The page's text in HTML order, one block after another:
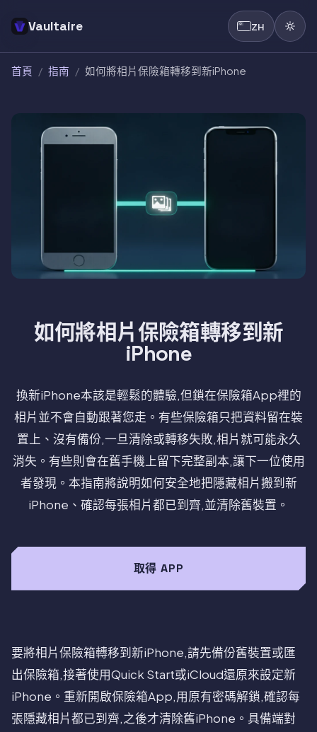
Vaultaire ZH
首頁 / 指南 / 如何將相片保險箱轉移到新iPhone
如何將相片保險箱轉移到新
iPhone
換新iPhone本該是輕鬆的體驗,但鎖在保險箱App裡的
相片並不會自動跟著您走。有些保險箱只把資料留在裝
置上、沒有備份,一旦清除或轉移失敗,相片就可能永久
消失。有些則會在舊手機上留下完整副本,讓下一位使用
者發現。本指南將說明如何安全地把隱藏相片搬到新
iPhone、確認每張相片都已到齊,並清除舊裝置。
取得 APP
要將相片保險箱轉移到新iPhone,請先備份舊裝置或匯
出保險箱,接著使用Quick Start或iCloud還原來設定新
iPhone。重新開啟保險箱App,用原有密碼解鎖,確認每
張隱藏相片都已到齊,之後才清除舊iPhone。具備端對